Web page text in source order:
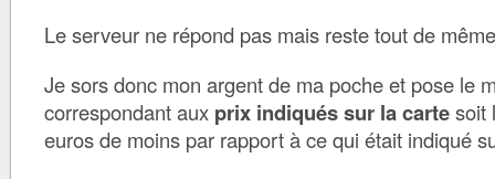
Le serveur ne répond pas mais reste tout de
Je sors donc mon argent de ma poche et pose le
correspondant aux prix indiqués sur la cartesoit
euros de moins par rapport à ce qui était indiqué